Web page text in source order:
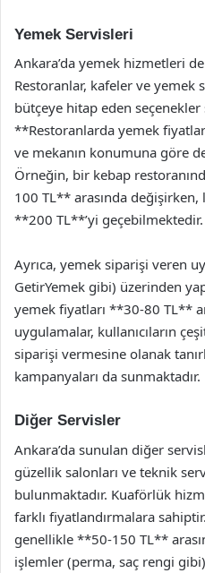
Yemek Servisleri
Ankara’da yemek hizmetleri
Restoranlar, kafeler ve yemek
bütçeye hitap eden seçenekler
**Restoranlarda yemek
ve mekanın konumuna göre
Örneğin, bir kebap
100 TL** arasında
**200 TL**’yi geçebilmektedir.
Ayrıca, yemek siparişi veren
GetirYemek gibi) üzerinden
yemek fiyatları **30-80 TL**
uygulamalar, kullanıcıların
siparişi vermesine olanak
kampanyaları da sunmaktadır.
Diğer Servisler
Ankara’da sunulan diğer
güzellik salonları ve teknik
bulunmaktadır. Kuaförlük
farklı fiyatlandırmalara
genellikle **50-150 TL**
işlemler (perma, saç rengi